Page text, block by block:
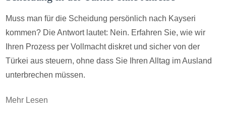
Muss man für die Scheidung persönlich nach Kayseri
kommen? Die Antwort lautet: Nein. Erfahren Sie, wie wir
Ihren Prozess per Vollmacht diskret und sicher von der
Türkei aus steuern, ohne dass Sie Ihren Alltag im Ausland
unterbrechen müssen.
Mehr Lesen